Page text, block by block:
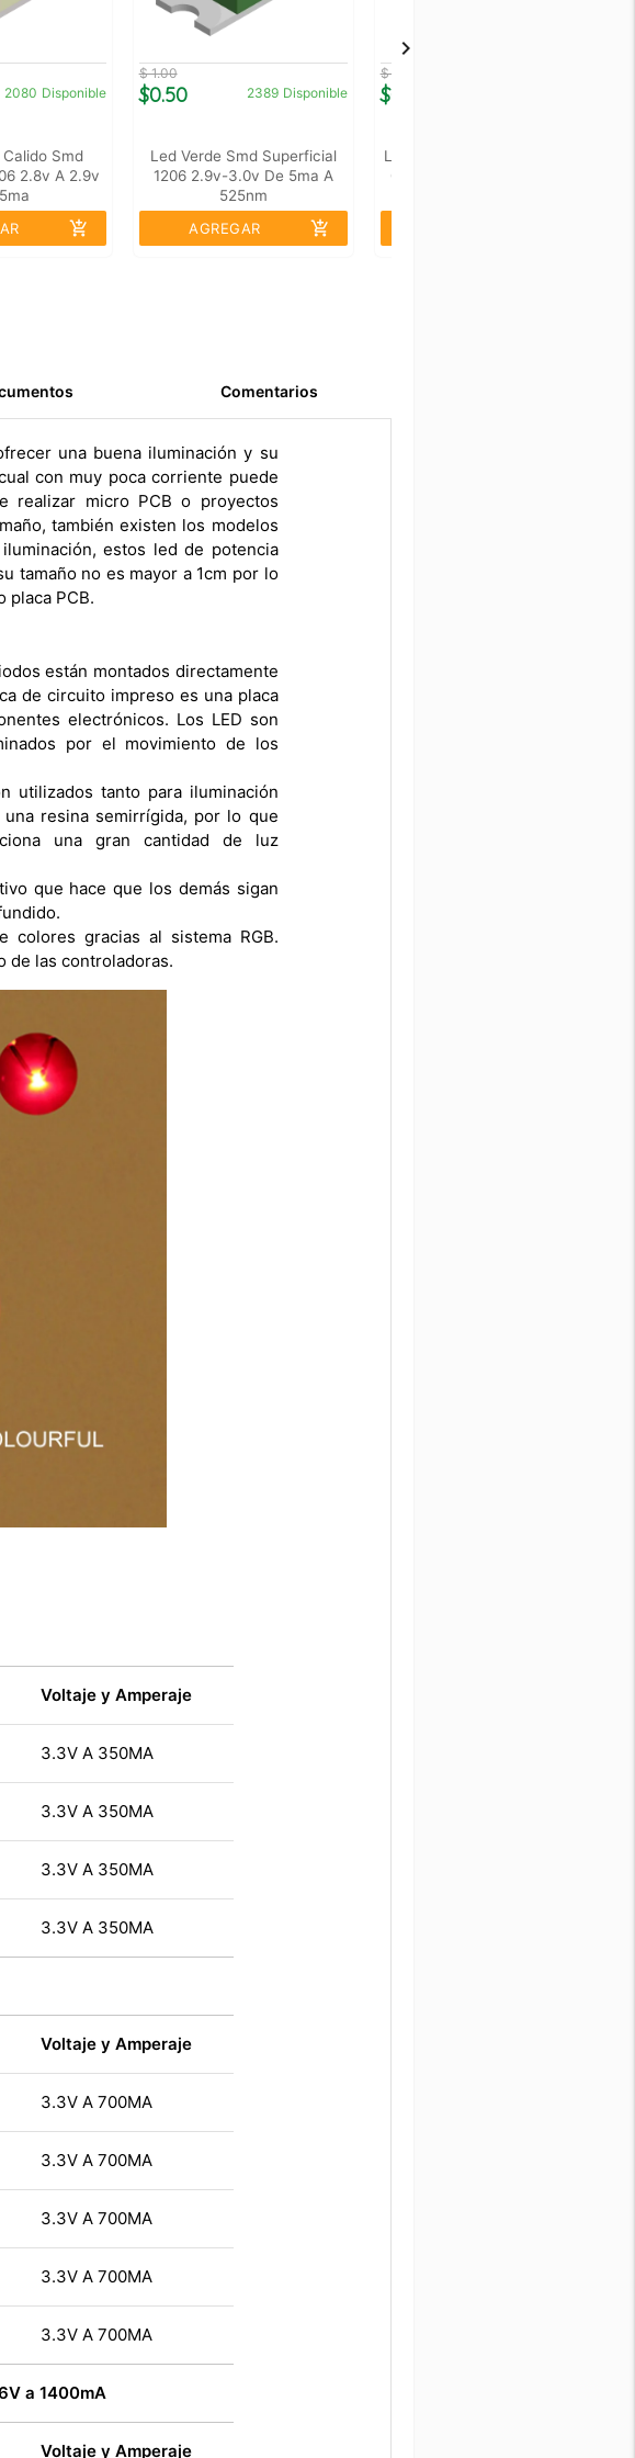
2080 Disponible
Smd
2.8v A 2.9v
add_shopping_cart
$ 1.00
$0.50 2389 Disponible
Led Verde Smd Superficial
1206 2.9v-3.0v De 5ma A
525nm
AGREGAR
add_shopping_cart
$ 1.00
$0.50
Led Amarillo Smd Superficial
0805 2.1v-2.3v De 20ma A
Comentarios
una buena iluminación y su
con muy poca corriente puede
realizar micro PCB o proyectos
también existen los modelos
estos led de potencia
tamaño no es mayor a 1cm por lo
placa PCB.
están montados directamente
de circuito impreso es una placa
electrónicos. Los LED son
por el movimiento de los
utilizados tanto para iluminación
resina semirrígida, por lo que
una gran cantidad de luz
que hace que los demás sigan
colores gracias al sistema RGB.
de las controladoras.
Voltaje y Amperaje
3.3V A 350MA
3.3V A 350MA
3.3V A 350MA
3.3V A 350MA
Voltaje y Amperaje
3.3V A 700MA
3.3V A 700MA
3.3V A 700MA
3.3V A 700MA
3.3V A 700MA
a 1400mA
Voltaje y Amperaje